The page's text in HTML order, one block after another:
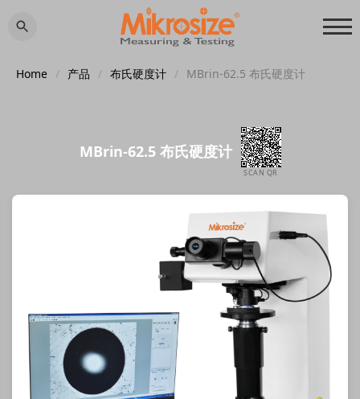
Home / 产品 / 布氏硬度计 / MBrin-62.5 布氏硬度计
MBrin-62.5 布氏硬度计
SCAN QR